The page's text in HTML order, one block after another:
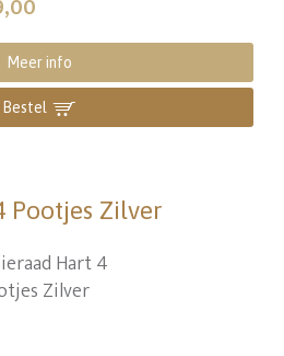
Meer info
Bestel
Pootjes Zilver